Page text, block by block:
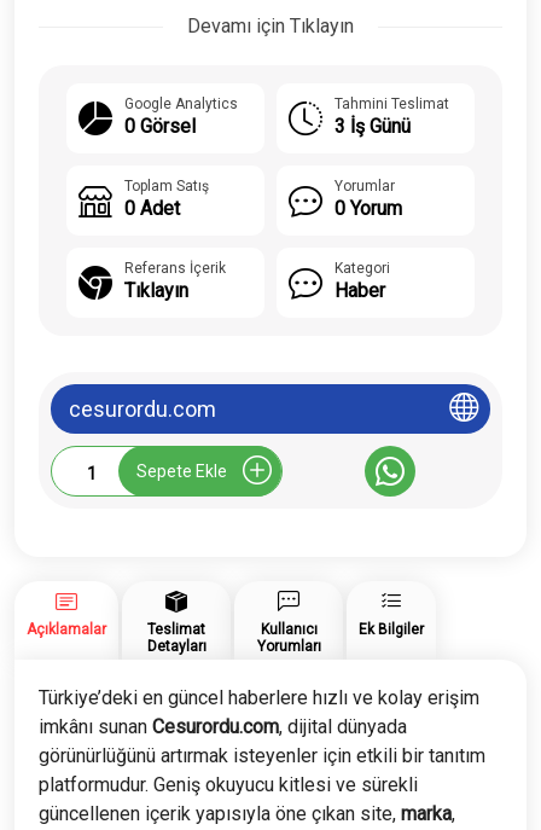
Devamı için Tıklayın
Google Analytics
0 Görsel
Tahmini Teslimat
3 İş Günü
Toplam Satış
0 Adet
Yorumlar
0 Yorum
Referans İçerik
Tıklayın
Kategori
Haber
cesurordu.com
Cesurordu.com
Tanıtım
Sepete Ekle
Açıklamalar
Teslimat
Detayları
Kullanıcı
Yorumları
Ek Bilgiler
Türkiye’deki en güncel haberlere hızlı ve kolay erişim
imkânı sunan Cesurordu.com, dijital dünyada
görünürlüğünü artırmak isteyenler için etkili bir tanıtım
platformudur. Geniş okuyucu kitlesi ve sürekli
güncellenen içerik yapısıyla öne çıkan site, marka,